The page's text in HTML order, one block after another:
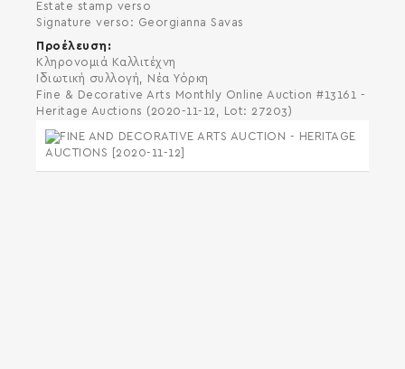
Estate stamp verso
Signature verso: Georgianna Savas
Προέλευση
Κληρονομιά Καλλιτέχνη
Ιδιωτική συλλογή, Νέα Υόρκη
Fine & Decorative Arts Monthly Online Auction #13161 -
Heritage Auctions (2020-11-12, Lot: 27203)